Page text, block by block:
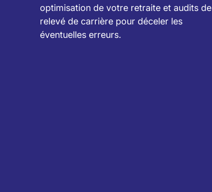
optimisation de votre retraite et audits de
relevé de carrière pour déceler les
éventuelles erreurs.